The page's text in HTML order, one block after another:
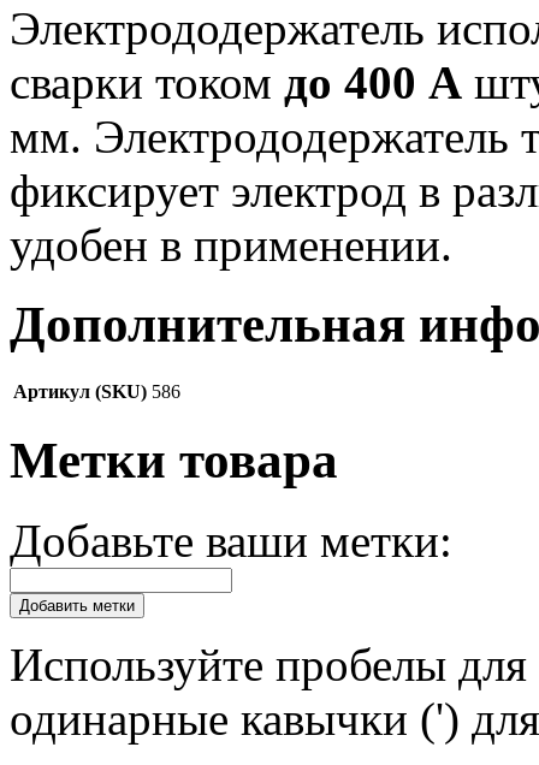
Электрододержатель
сварки током до 400 А
мм. Электрододержатель
фиксирует электрод в
удобен в применении.
Дополнительная
Артикул (SKU) 586
Метки товара
Добавьте ваши метки:
Добавить метки
Используйте пробелы
одинарные кавычки (')